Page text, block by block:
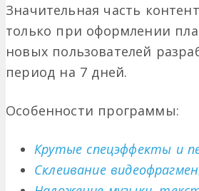
Значительная часть
только при оформлении
новых пользователей
период на 7 дней.
Особенности программы:
Крутые спецэффекты и
Склеивание